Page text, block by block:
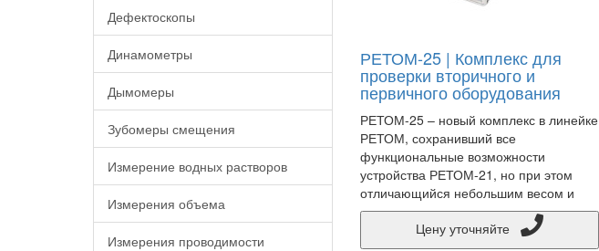
Дефектоскопы
Динамометры
Дымомеры
Зубомеры смещения
Измерение водных растворов
Измерения объема
Измерения проводимости
РЕТОМ-25 | Комплекс для
проверки вторичного и
первичного оборудования
РЕТОМ-25 – новый комплекс в линейке
РЕТОМ, сохранивший все
функциональные возможности
устройства РЕТОМ-21, но при этом
отличающийся небольшим весом и